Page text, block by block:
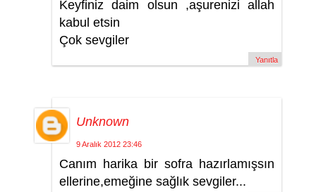
Keyfiniz daim olsun ,aşurenizi allah
kabul etsin
Çok sevgiler
Yanıtla
Unknown
9 Aralık 2012 23:46
Canım harika bir sofra hazırlamışsın
ellerine,emeğine sağlık sevgiler...